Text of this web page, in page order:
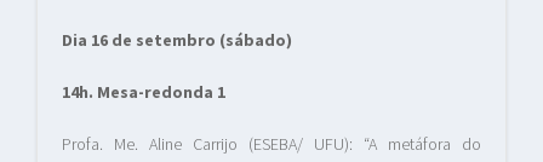
Dia 16 de setembro (sábado)
14h. Mesa-redonda 1
Profa. Me. Aline Carrijo (ESEBA/ UFU): “A metáfora do